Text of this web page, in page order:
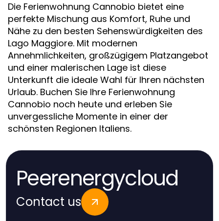
Die Ferienwohnung Cannobio bietet eine
perfekte Mischung aus Komfort, Ruhe und
Nähe zu den besten Sehenswürdigkeiten des
Lago Maggiore. Mit modernen
Annehmlichkeiten, großzügigem Platzangebot
und einer malerischen Lage ist diese
Unterkunft die ideale Wahl für Ihren nächsten
Urlaub. Buchen Sie Ihre Ferienwohnung
Cannobio noch heute und erleben Sie
unvergessliche Momente in einer der
schönsten Regionen Italiens.
Peerenergycloud
Contact us